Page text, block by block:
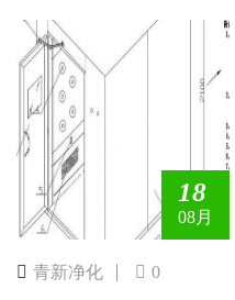
18
08月
青新净化 0